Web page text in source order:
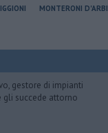
MONTERONI
gestore di impianti
gli succede attorno